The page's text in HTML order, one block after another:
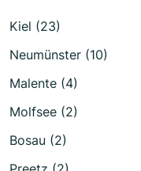
Kiel (23)
Neumünster (10)
Malente (4)
Molfsee (2)
Bosau (2)